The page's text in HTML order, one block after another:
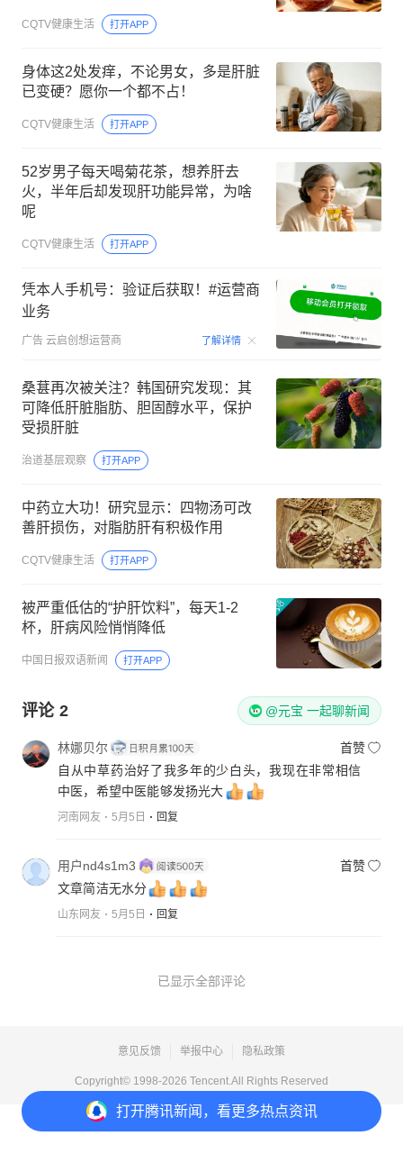
打开腾讯新闻，看更多热点资讯
CQTV健康生活 打开APP
身体这2处发痒，不论男女，多是肝脏
已变硬？愿你一个都不占！
CQTV健康生活 打开APP
52岁男子每天喝菊花茶，想养肝去
火，半年后却发现肝功能异常，为啥
呢
CQTV健康生活 打开APP
凭本人手机号：验证后获取！#运营商
业务
广告 云启创想运营商 了解详情 00:15
桑葚再次被关注？韩国研究发现：其
可降低肝脏脂肪、胆固醇水平，保护
受损肝脏
治道基层观察 打开APP
中药立大功！研究显示：四物汤可改
善肝损伤，对脂肪肝有积极作用
CQTV健康生活 打开APP
被严重低估的“护肝饮料”，每天1-2
杯，肝病风险悄悄降低
中国日报双语新闻 打开APP
评论 2 @元宝 一起聊新闻
林娜贝尔
首赞
自从中草药治好了我多年的少白头，我现在非常相信
中医，希望中医能够发扬光大
河南网友 5月5日 回复
用户nd4s1m3
首赞
文章简洁无水分
山东网友 5月5日 回复
已显示全部评论
意见反馈 举报中心 隐私政策
Copyright© 1998-2026 Tencent.All Rights Reserved